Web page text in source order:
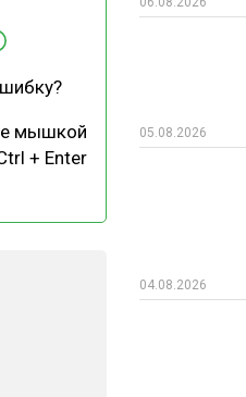
ИТОГИ
мышкой
+ Enter
05.08.2026
04.08.2026